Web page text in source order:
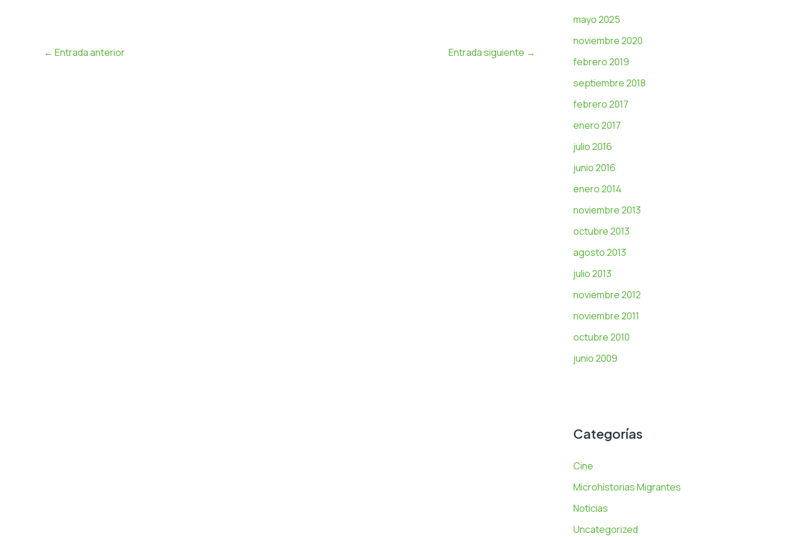
← Entrada anterior Entrada siguiente →
mayo 2025
noviembre 2020
febrero 2019
septiembre 2018
febrero 2017
enero 2017
julio 2016
junio 2016
enero 2014
noviembre 2013
octubre 2013
agosto 2013
julio 2013
noviembre 2012
noviembre 2011
octubre 2010
junio 2009
Categorías
Cine
Microhistorias Migrantes
Noticias
Uncategorized